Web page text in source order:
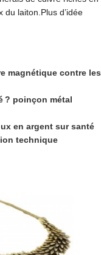
laiton.Plus d’idée
magnétique contre les
? poinçon métal
en argent sur santé
technique